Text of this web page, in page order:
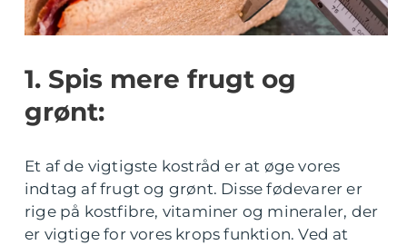
1. Spis mere frugt og
grønt:
Et af de vigtigste kostråd er at øge vores
indtag af frugt og grønt. Disse fødevarer er
rige på kostfibre, vitaminer og mineraler, der
er vigtige for vores krops funktion. Ved at